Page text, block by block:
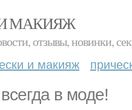
МАКИЯЖ
отзывы, новинки,
и макияж
в моде!